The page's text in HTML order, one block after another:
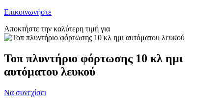
Επικοινωνήστε
Αποκτήστε την καλύτερη τιμή για
Τοπ πλυντήριο φόρτωσης 10 κλ ημι
αυτόματου λευκού
Να συνεχίσει